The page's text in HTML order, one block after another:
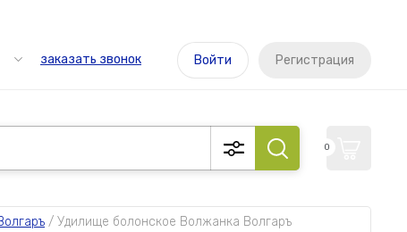
заказать звонок Войти Регистрация
0
/ Удилище болонское Волжанка Волгаръ